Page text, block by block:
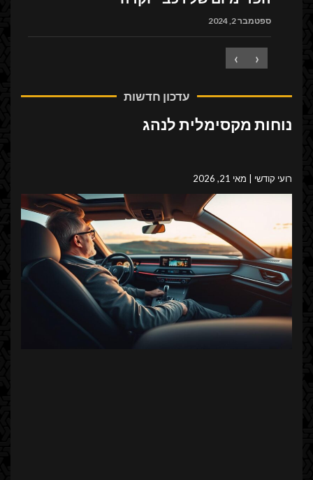
ספטמבר 2, 2024
› ‹
עדכון חדשות
נוחות מקסימלית לנהג
רועי קודשי מאי 21, 2026